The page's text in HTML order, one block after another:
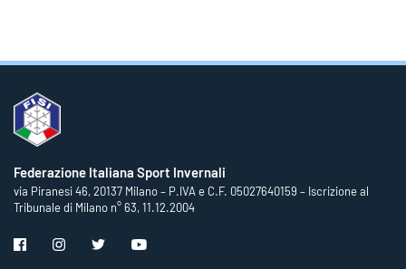
Federazione Italiana Sport Invernali
via Piranesi 46, 20137 Milano – P.IVA e C.F. 05027640159 – Iscrizione al
Tribunale di Milano n° 63, 11.12.2004